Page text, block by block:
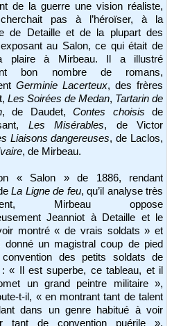
de la guerre une vision réaliste,
pas à l’héroïser, à la
de Detaille et de la plupart des
au Salon, ce qui était de
plaire à Mirbeau. Il a illustré
bon nombre de romans,
Germinie Lacerteux, des frères
Les Soirées de Medan, Tartarin de
, de Daudet,Contes choisisde
Les Misérables, de Victor
Liaisons dangereuses, de Laclos,
, de Mirbeau.
« Salon » de 1886, rendant
La Ligne de feu, qu’il analyse très
Mirbeau oppose
Jeanniot à Detaille et le
montré « de vrais soldats » et
donné un magistral coup de pied
des petits soldats de
« Il est superbe, ce tableau, et il
un grand peintre militaire »,
t-il, « en montrant tant de talent
dans un genre habitué à voir
tant de convention puérile »,